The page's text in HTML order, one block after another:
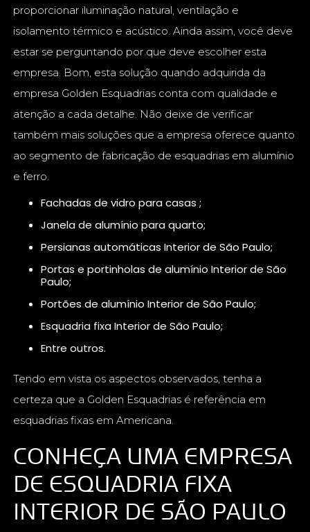
proporcionar iluminação natural, ventilação e
isolamento térmico e acústico. Ainda assim, você deve
estar se perguntando por que deve escolher esta
empresa. Bom, esta solução quando adquirida da
empresa Golden Esquadrias conta com qualidade e
atenção a cada detalhe. Não deixe de verificar
também mais soluções que a empresa oferece quanto
ao segmento de fabricação de esquadrias em alumínio
e ferro.
fachadas de vidro para casas ;
janela de alumínio para quarto;
persianas automáticas Interior de São Paulo;
portas e portinholas de alumínio Interior de São
Paulo;
portões de alumínio Interior de São Paulo;
esquadria fixa Interior de São Paulo;
entre outros.
Tendo em vista os aspectos observados, tenha a
certeza que a Golden Esquadrias é referência em
esquadrias fixas em Americana.
CONHEÇA UMA EMPRESA
DE ESQUADRIA FIXA
INTERIOR DE SÃO PAULO